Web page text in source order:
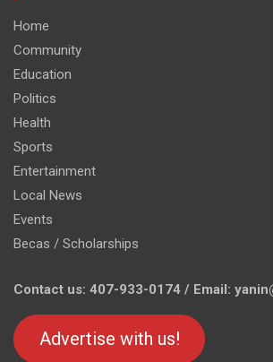
Home
Community
Education
Politics
Health
Sports
Entertainment
Local News
Events
Becas / Scholarships
Contact us: 407-933-0174 / Email:
Advertise with us!